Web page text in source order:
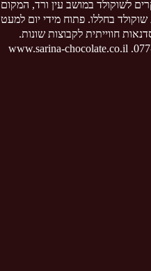
לשוקולד במושב עין ורד, המקום
שוקולד בחללו. פתוח מידי יום למעט
חווייתית לקבוצות שונות.